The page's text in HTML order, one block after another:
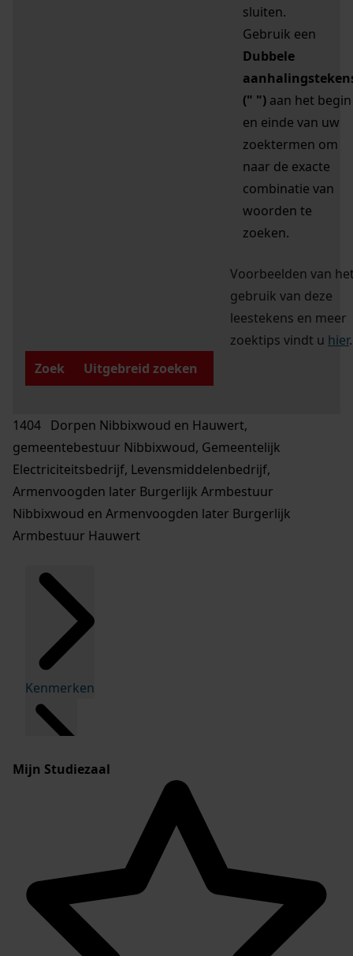
sluiten.
Gebruik een
Dubbele
(" ") aan het begin
en einde van uw
zoektermen om
naar de exacte
combinatie van
woorden te
zoeken.
Voorbeelden van
gebruik van deze
leestekens en meer
zoektips vindt u hier.
Zoek
Uitgebreid zoeken
1404 Dorpen Nibbixwoud en Hauwert,
gemeentebestuur Nibbixwoud, Gemeentelijk
Electriciteitsbedrijf, Levensmiddelenbedrijf,
Armenvoogden later Burgerlijk Armbestuur
Nibbixwoud en Armenvoogden later Burgerlijk
Armbestuur Hauwert
Kenmerken
Mijn Studiezaal